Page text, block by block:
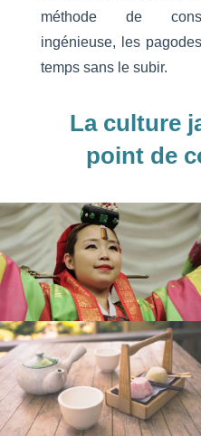
méthode de
ingénieuse, les
temps sans le subir.
La culture
point de